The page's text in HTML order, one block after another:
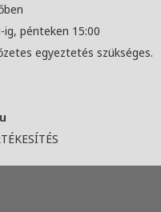
pénteken 15:00
egyeztetés szükséges.